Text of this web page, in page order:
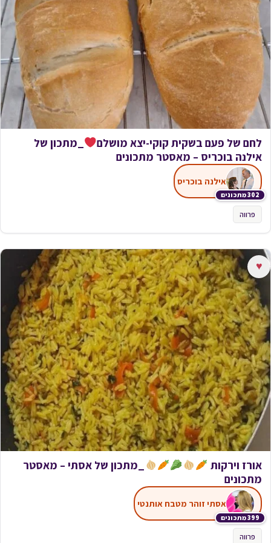
לחם של פעם בשקית קוקי-יצא מושלם
_מתכון של
אילנה בוכריס – מאסטר מתכונים
302 מתכונים
אילנה בוכריס
פרווה
♥
אורז וירקות
_מתכון של אסתי – מאסטר
מתכונים
399 מתכונים
אסתי זוהר מטבח אותנטי
פרווה